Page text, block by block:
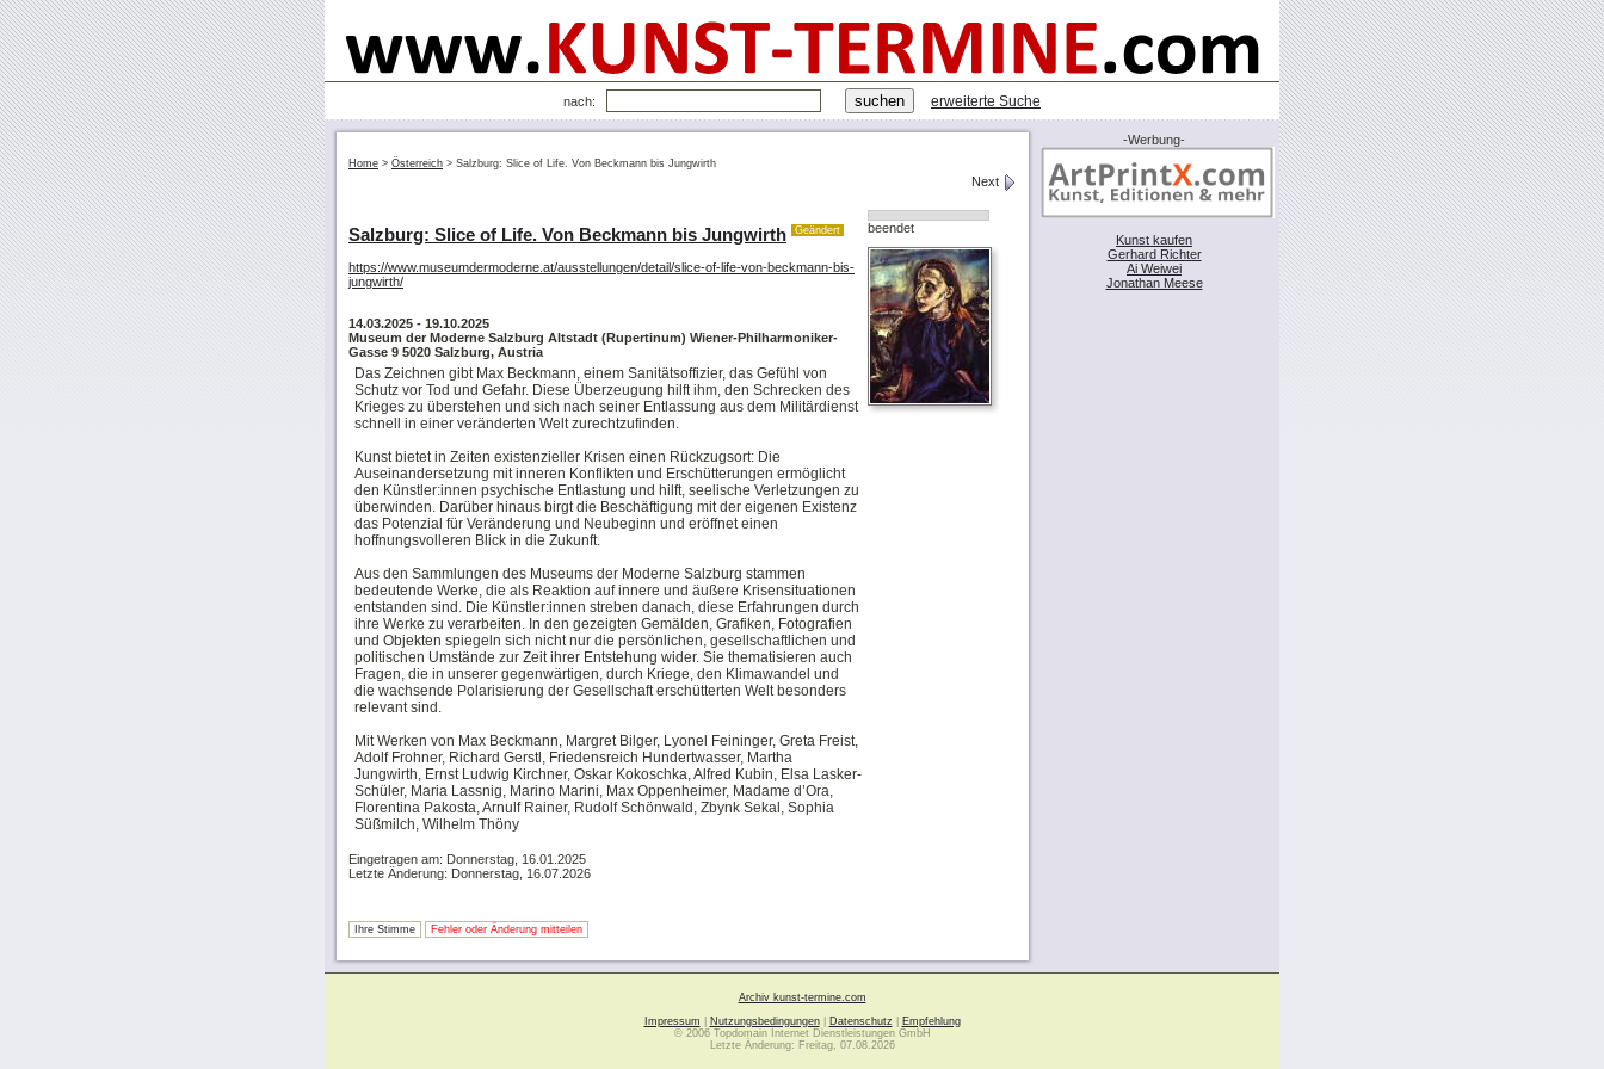
nach: erweiterte Suche
Home > Österreich > Salzburg: Slice of Life. Von Beckmann bis Jungwirth
Next
beendet
Salzburg: Slice of Life. Von Beckmann bis Jungwirth Geändert
https://www.museumdermoderne.at/ausstellungen/detail/slice-of-life-von-beckmann-bis-
jungwirth/
14.03.2025 - 19.10.2025
Museum der Moderne Salzburg Altstadt (Rupertinum) Wiener-Philharmoniker-
Gasse 9 5020 Salzburg, Austria
Das Zeichnen gibt Max Beckmann, einem Sanitätsoffizier, das Gefühl von
Schutz vor Tod und Gefahr. Diese Überzeugung hilft ihm, den Schrecken des
Krieges zu überstehen und sich nach seiner Entlassung aus dem Militärdienst
schnell in einer veränderten Welt zurechtzufinden.
Kunst bietet in Zeiten existenzieller Krisen einen Rückzugsort: Die
Auseinandersetzung mit inneren Konflikten und Erschütterungen ermöglicht
den Künstler:innen psychische Entlastung und hilft, seelische Verletzungen zu
überwinden. Darüber hinaus birgt die Beschäftigung mit der eigenen Existenz
das Potenzial für Veränderung und Neubeginn und eröffnet einen
hoffnungsvolleren Blick in die Zukunft.
Aus den Sammlungen des Museums der Moderne Salzburg stammen
bedeutende Werke, die als Reaktion auf innere und äußere Krisensituationen
entstanden sind. Die Künstler:innen streben danach, diese Erfahrungen durch
ihre Werke zu verarbeiten. In den gezeigten Gemälden, Grafiken, Fotografien
und Objekten spiegeln sich nicht nur die persönlichen, gesellschaftlichen und
politischen Umstände zur Zeit ihrer Entstehung wider. Sie thematisieren auch
Fragen, die in unserer gegenwärtigen, durch Kriege, den Klimawandel und
die wachsende Polarisierung der Gesellschaft erschütterten Welt besonders
relevant sind.
Mit Werken von Max Beckmann, Margret Bilger, Lyonel Feininger, Greta Freist,
Adolf Frohner, Richard Gerstl, Friedensreich Hundertwasser, Martha
Jungwirth, Ernst Ludwig Kirchner, Oskar Kokoschka, Alfred Kubin, Elsa Lasker-
Schüler, Maria Lassnig, Marino Marini, Max Oppenheimer, Madame d’Ora,
Florentina Pakosta, Arnulf Rainer, Rudolf Schönwald, Zbynk Sekal, Sophia
Süßmilch, Wilhelm Thöny
Eingetragen am: Donnerstag, 16.01.2025
Letzte Änderung: Donnerstag, 16.07.2026
Ihre Stimme Fehler oder Änderung mitteilen
-Werbung-
Kunst kaufen
Gerhard Richter
Ai Weiwei
Jonathan Meese
Archiv kunst-termine.com
Impressum
Nutzungsbedingungen| Datenschutz
Empfehlung
© 2006 Topdomain Internet Dienstleistungen GmbH
Letzte Änderung: Freitag, 07.08.2026